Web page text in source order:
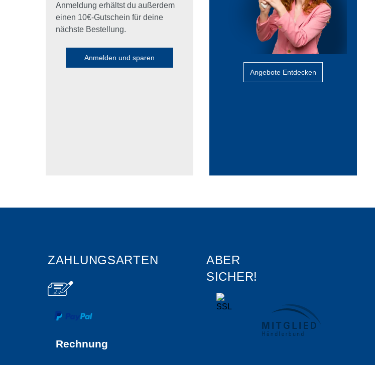
Anmeldung erhältst du außerdem
einen 10€-Gutschein für deine
nächste Bestellung.
Anmelden und sparen
Angebote Entdecken
ZAHLUNGSARTEN
Rechnung
ABER
SICHER!